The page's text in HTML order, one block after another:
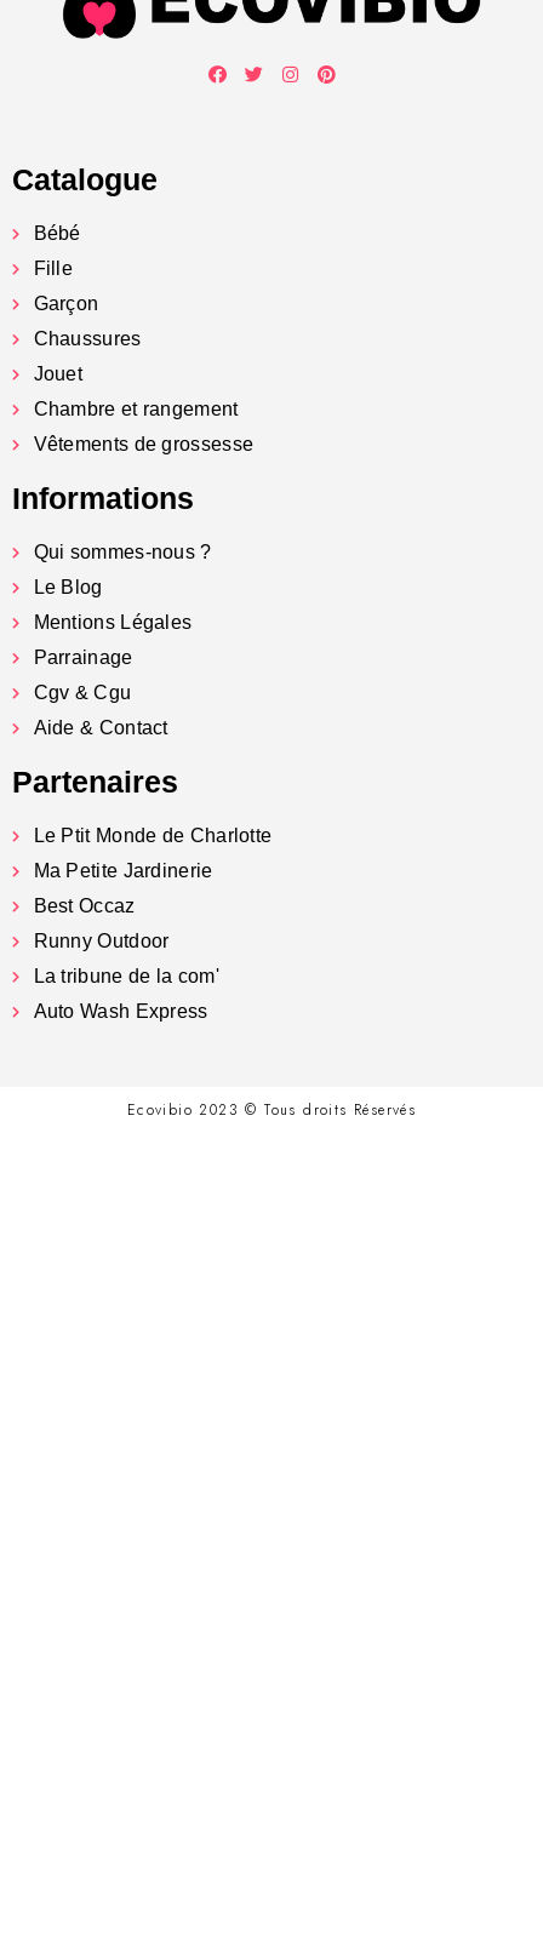
Catalogue
Bébé
Fille
Garçon
Chaussures
Jouet
Chambre et rangement
Vêtements de grossesse
Informations
Qui sommes-nous ?
Le Blog
Mentions Légales
Parrainage
Cgv & Cgu
Aide & Contact
Partenaires
Le Ptit Monde de Charlotte
Ma Petite Jardinerie
Best Occaz
Runny Outdoor
La tribune de la com'
Auto Wash Express
Ecovibio 2023 © Tous droits Réservés